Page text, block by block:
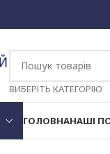
ВИБЕРІТЬ КАТЕГОРІЮ
ГОЛОВНАНАШІ